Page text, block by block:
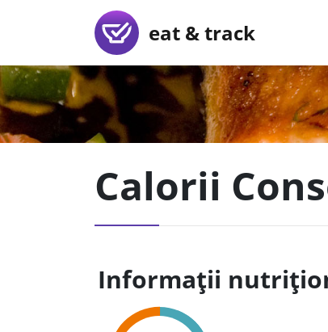
eat & track
Calorii
Informații